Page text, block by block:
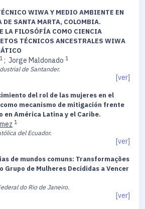
WIWA Y MEDIO AMBIENTE EN
DE SANTA MARTA, COLOMBIA.
LA FILOSÓFÍA COMO CIENCIA
TÉCNICOS ANCESTRALES WIWA
1 ; Jorge Maldonado 1
de Santander.
[ver]
del rol de las mujeres en el
mecanismo de mitigación frente
en América Latina y el Caribe.
1
del Ecuador.
[ver]
de mundos comuns: Transformações
Grupo de Mulheres Decididas a Vencer
do Rio de Janeiro.
[ver]